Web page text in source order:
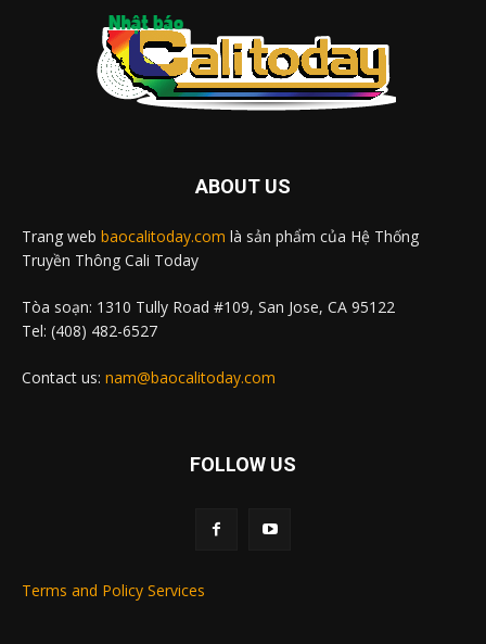
ABOUT US
Trang web baocalitoday.com là sản phẩm của Hệ Thống
Truyền Thông Cali Today
Tòa soạn: 1310 Tully Road #109, San Jose, CA 95122
Tel: (408) 482-6527
Contact us: nam@baocalitoday.com
FOLLOW US
Terms and Policy Services